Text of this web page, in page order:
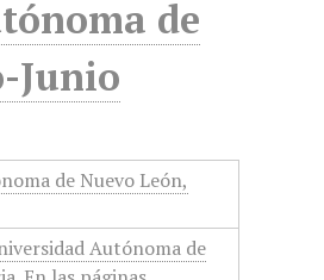
de
Junio
de Nuevo León,
Autónoma de